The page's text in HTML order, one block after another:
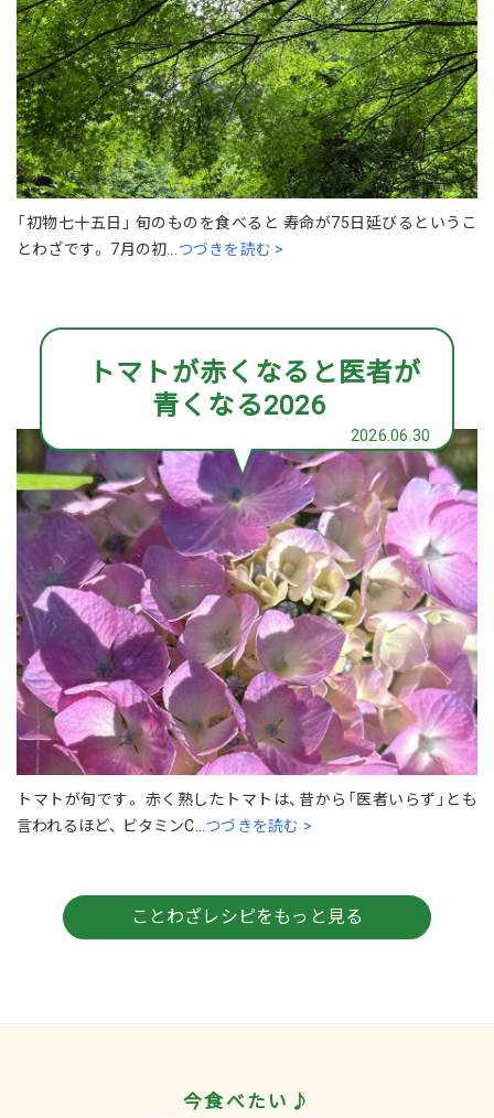
「初物七十五日」 旬のものを食べると 寿命が75日延びるというこ
とわざです。 7月の初... つづきを読む >
トマトが赤くなると医者が
青くなる2026
2026.06.30
トマトが旬です。 赤く熟したトマトは、昔から「医者いらず」とも
言われるほど、 ビタミンC... つづきを読む >
ことわざレシピをもっと見る
今食べたい♪